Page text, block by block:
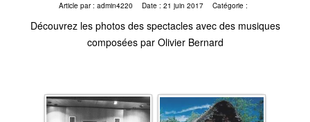
Article par : admin4220 Date : 21 juin 2017 Catégorie :
Découvrez les photos des spectacles avec des musiques
composées par Olivier Bernard